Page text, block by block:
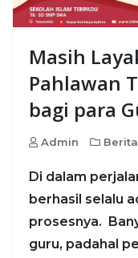
Masih
Pahlawan
bagi para
Admin Berita
Di dalam
berhasil selalu
prosesnya.
guru, padahal